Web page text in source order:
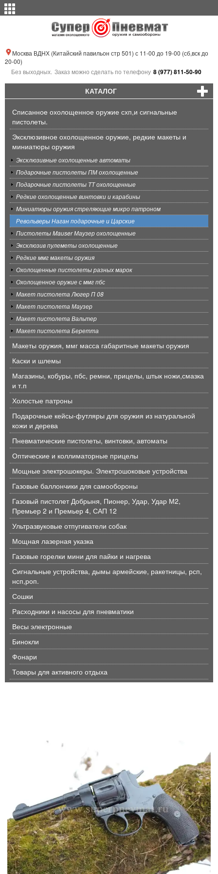
Москва ВДНХ (Китайский павильон стр 501) с 11-00 до 19-00 (сб,вск до
20-00)
Без выходных. Заказ можно сделать по телефону 8 (977) 811-50-90
КАТАЛОГ
Списанное охолощенное оружие схп,и сигнальные
пистолеты.
Эксклюзивное охолощенное оружие, редкие макеты и
миниатюры оружия
Эксклюзивные охолощенные автоматы
Подарочные пистолеты ПМ охолощенные
Подарочные пистолеты ТТ охолощенные
Редкие охолощенные винтовки и карабины
Миниатюры оружия стреляющие микро патроном
Револьверы Наган подарочные и Царские
Пистолеты Mauser Маузер охолощенные
Эксклюзив пулеметы охолощенные
Редкие ммг макеты оружия
Охолощенные пистолеты разных марок
Охолощенное оружие с ммг пбс
Макет пистолета Люгер П 08
Макет пистолета Маузер
Макет пистолета Вальтер
Макет пистолета Беретта
Макеты оружия, ммг масса габаритные макеты оружия
Каски и шлемы
Магазины, кобуры, пбс, ремни, прицелы, штык ножи,смазка
и т.п
Холостые патроны
Подарочные кейсы-футляры для оружия из натуральной
кожи и дерева
Пневматические пистолеты, винтовки, автоматы
Оптические и коллиматорные прицелы
Мощные электрошокеры. Электрошоковые устройства
Газовые баллончики для самообороны
Газовый пистолет Добрыня, Пионер, Удар, Удар М2,
Премьер 2 и Премьер 4, САП 12
Ультразвуковые отпугиватели собак
Мощная лазерная указка
Газовые горелки мини для пайки и нагрева
Сигнальные устройства, дымы армейские, ракетницы, рсп,
нсп,роп.
Сошки
Расходники и насосы для пневматики
Весы электронные
Бинокли
Фонари
Товары для активного отдыха